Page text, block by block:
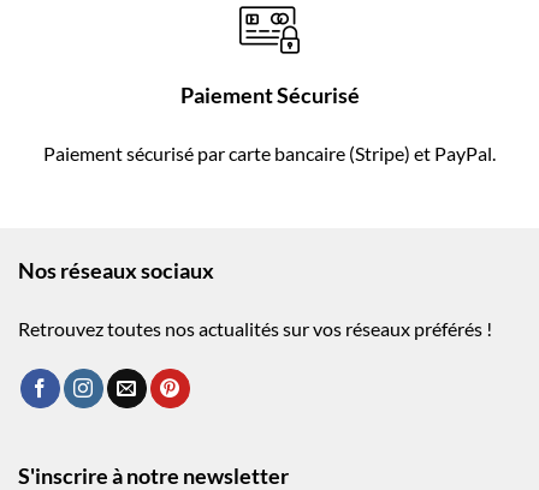
Paiement Sécurisé
Paiement sécurisé par carte bancaire (Stripe) et PayPal.
Nos réseaux sociaux
Retrouvez toutes nos actualités sur vos réseaux préférés !
S'inscrire à notre newsletter